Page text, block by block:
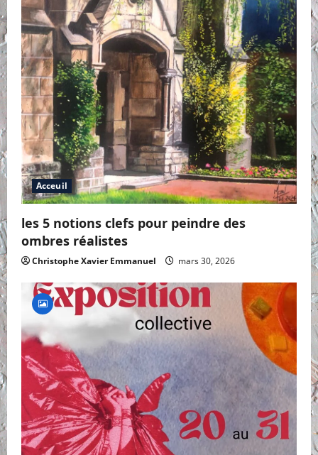
Acceuil
les 5 notions clefs pour peindre des
ombres réalistes
Christophe Xavier Emmanuel mars 30, 2026